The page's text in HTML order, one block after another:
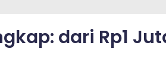
dari Rp1